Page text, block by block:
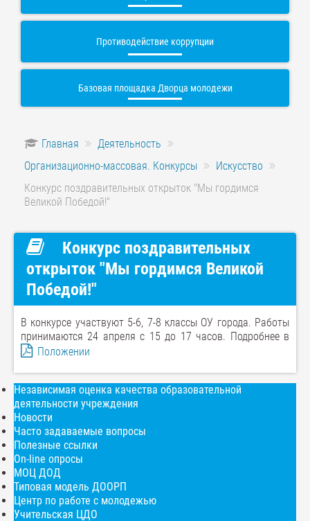
Противодействие коррупции
Базовая площадка Дворца молодежи
Главная
Деятельность
Организационно-массовая. Конкурсы
Искусство
Конкурс поздравительных открыток "Мы гордимся
Великой Победой!"
Конкурс поздравительных
открыток "Мы гордимся Великой
Победой!"
В конкурсе участвуют 5-6, 7-8 классы ОУ города. Работы
принимаются 24 апреля с 15 до 17 часов. Подробнее в
Положении
Независимая оценка качества образовательной
деятельности учреждения
Новости
Часто задаваемые вопросы
Полезные ссылки
On-line опросы
МОЦ ДОД
Типовая модель ДООРП
Центр по работе с молодежью
Учительская ЦДО